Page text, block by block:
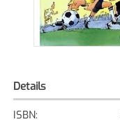
Details
ISBN: